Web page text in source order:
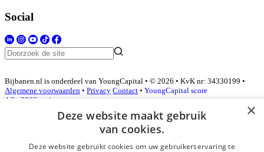
Social
Bijbanen.nl is onderdeel van YoungCapital • © 2026 • KvK nr: 34330199 •
Algemene voorwaarden • Privacy Contact • YoungCapital score
4.3 - 3366 reviews
Inloggen als bedrijf
×
Deze website maakt gebruik
van cookies.
Deze website gebruikt cookies om uw gebruikerservaring te